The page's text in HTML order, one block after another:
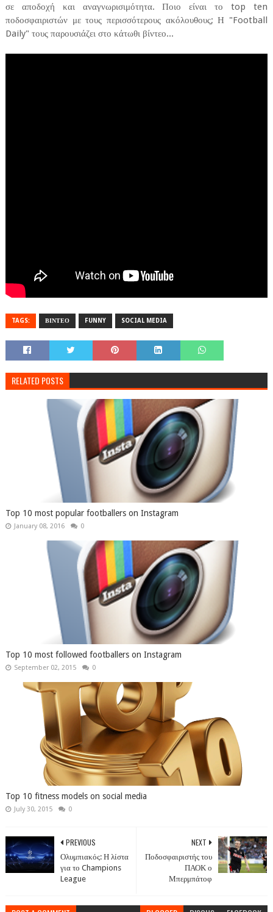
σε αποδοχή και αναγνωρισιμότητα. Ποιο είναι το top ten
ποδοσφαιριστών με τους περισσότερους ακόλουθους; Η "Football
Daily" τους παρουσιάζει στο κάτωθι βίντεο...
TAGS: ΒΙΝΤΕΟ FUNNY SOCIAL MEDIA
RELATED POSTS
Top 10 most popular footballers on Instagram
January 08, 2016 0
Top 10 most followed footballers on Instagram
September 02, 2015 0
Top 10 fitness models on social media
July 30, 2015 0
NEXT
Ποδοσφαιριστής του
ΠΑΟΚ ο
Μπερμπάτοφ
PREVIOUS
Ολυμπιακός: Η λίστα
για το Champions
League